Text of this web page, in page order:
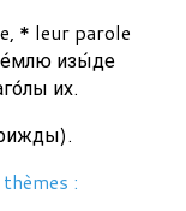
* leur parole
изы́де
их.
: